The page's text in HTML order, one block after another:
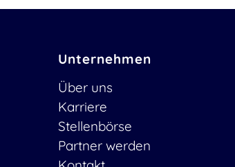
Unternehmen
Über uns
Karriere
Stellenbörse
Partner werden